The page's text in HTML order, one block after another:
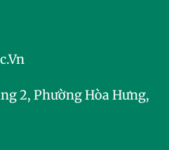
2, Phường Hòa Hưng,